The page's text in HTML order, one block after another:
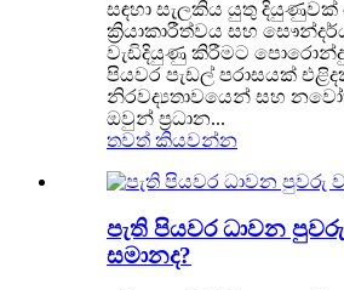
සඳහා සැලකිය යුතු
ක්‍රියාකාරීත්වය සහ
වැඩිදියුණු කිරීමට
පියවර පැඩල් පරාසයක්
නිරවද්‍යතාවයෙන් සහ
ඔවුන් ප්‍රධාන...
තවත් කියවන්න
පැති පියවර ධාවන
සමානද?